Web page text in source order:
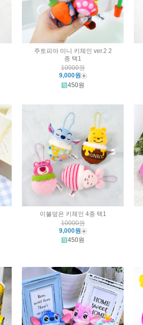
주토피아 미니 키체인 ver.2 2
종 택1
10000원
9,000원
450원
이불덮은 키체인 4종 택1
10000원
9,000원
450원